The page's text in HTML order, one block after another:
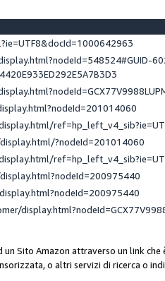
?nodeId=201014060
Sito Amazon attraverso un link
o altri servizi di ricerca o